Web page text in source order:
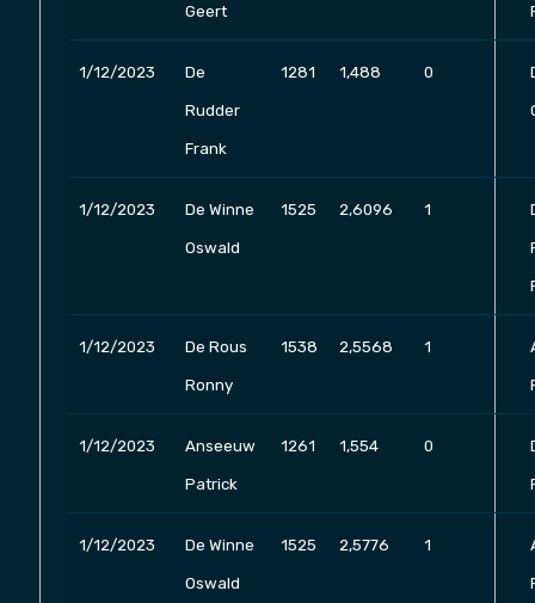
Geert
1/12/2023 De
Rudder
Frank
1281 1,488 0
1/12/2023 De Winne
Oswald
1525 2,6096 1
1/12/2023 De Rous
Ronny
1538 2,5568 1
1/12/2023 Anseeuw
Patrick
1261 1,554 0
1/12/2023 De Winne
Oswald
1525 2,5776 1